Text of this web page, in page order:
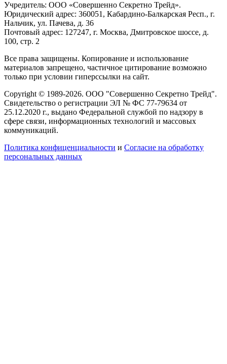
Учредитель: ООО «Совершенно Секретно Трейд».
Юридический адрес: 360051, Кабардино-Балкарская Респ., г.
Нальчик, ул. Пачева, д. 36
Почтовый адрес: 127247, г. Москва, Дмитровское шоссе, д.
100, стр. 2
Все права защищены. Копирование и использование
материалов запрещено, частичное цитирование возможно
только при условии гиперссылки на сайт.
Copyright © 1989-2026. ООО "Совершенно Секретно Трейд".
Свидетельство о регистрации ЭЛ № ФС 77-79634 от
25.12.2020 г., выдано Федеральной службой по надзору в
сфере связи, информационных технологий и массовых
коммуникаций.
Политика конфиценциальности и Согласие на обработку
персональных данных